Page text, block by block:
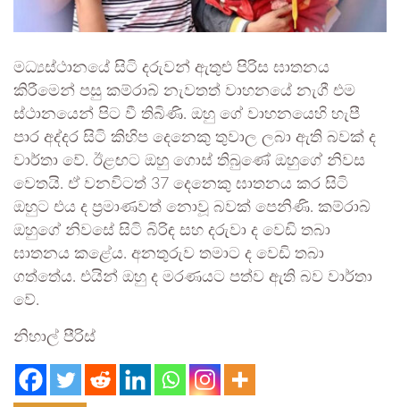
මධ්‍යස්ථානයේ සිටි දරුවන් ඇතුළු පිරිස ඝාතනය
කිරීමෙන් පසු කම්රාබ් නැවතත් වාහනයේ නැගී එම
ස්ථානයෙන් පිට වී තිබිණි. ඔහු ගේ වාහනයෙහි හැපී
පාර අද්දර සිටි කිහිප දෙනෙකු තුවාල ලබා ඇති බවක් ද
වාර්තා වේ. ඊළඟට ඔහු ගොස් තිබුණේ ඔහුගේ නිවස
වෙතයි. ඒ වනවිටත් 37 දෙනෙකු ඝාතනය කර සිටි
ඔහුට එය ද ප්‍රමාණවත් නොවූ බවක් පෙනිණි. කම්රාබ්
ඔහුගේ නිවසේ සිටි බිරිඳ සහ දරුවා ද වෙඩි තබා
ඝාතනය කළේය. අනතුරුව තමාට ද වෙඩි තබා
ගත්තේය. එයින් ඔහු ද මරණයට පත්ව ඇති බව වාර්තා
වේ.
නිහාල් පීරිස්